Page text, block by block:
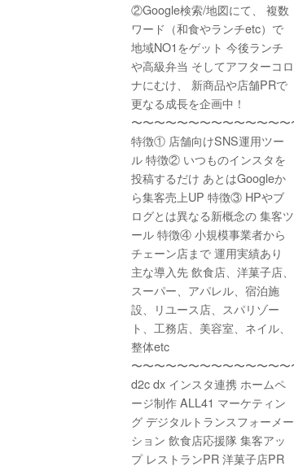
②Google検索/地図にて、 複数
ワード（和食やランチetc）で
地域NO1をゲット 今後ランチ
や高級弁当 そしてアフターコロ
ナにむけ、 新商品や店舗PRで
更なる成長を企画中！
〜〜〜〜〜〜〜〜〜〜〜〜〜
特徴① 店舗向けSNS運用ツー
ル 特徴② いつものインスタを
投稿するだけ あとはGoogleか
ら集客売上UP 特徴③ HPやブ
ログとは異なる新概念の 集客ツ
ール 特徴④ 小規模事業者から
チェーン店まで 運用実績あり
主な導入先 飲食店、洋菓子店、
スーパー、アパレル、宿泊施
設、リユース店、スパリゾー
ト、工務店、美容室、ネイル、
整体etc
〜〜〜〜〜〜〜〜〜〜〜〜〜
d2c dx インスタ連携 ホームペ
ージ制作 ALL41 マーケティン
グ デジタルトランスフォーメー
ション 飲食店応援隊 集客アッ
プ レストランPR 洋菓子店PR